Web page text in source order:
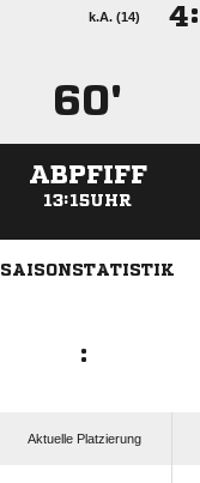
:
k.A. (14)
60'
ABPFIFF
13:15UHR
ANZEIGE
SAISONSTATISTIK
:
Aktuelle Platzierung